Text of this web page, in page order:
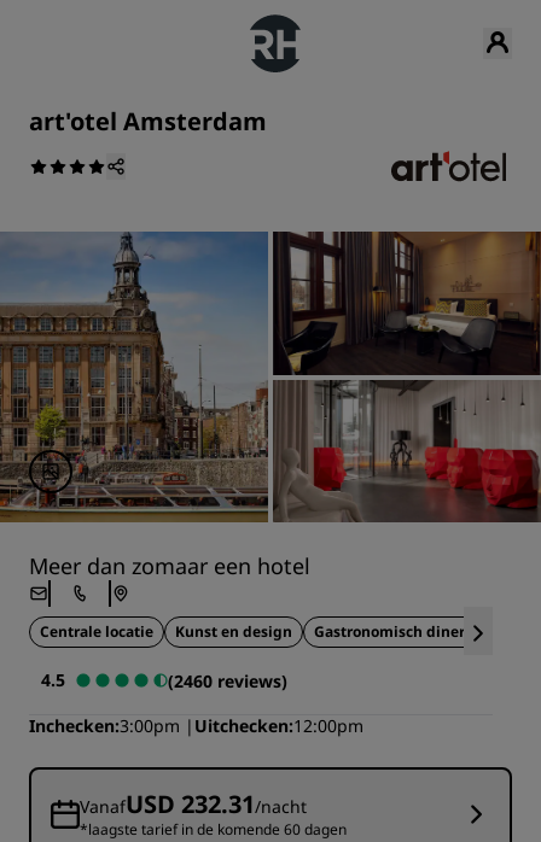
art'otel Amsterdam
Meer dan zomaar een hotel
Centrale locatie Kunst en design Gastronomisch dineren
4.5
(2460 reviews)
Inchecken 3:00pm Uitchecken 12:00pm
VanafUSD 232.31/nacht
*laagste tarief in de komende 60 dagen